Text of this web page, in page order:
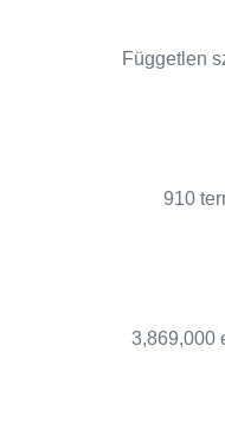
Független
910
3,869,000